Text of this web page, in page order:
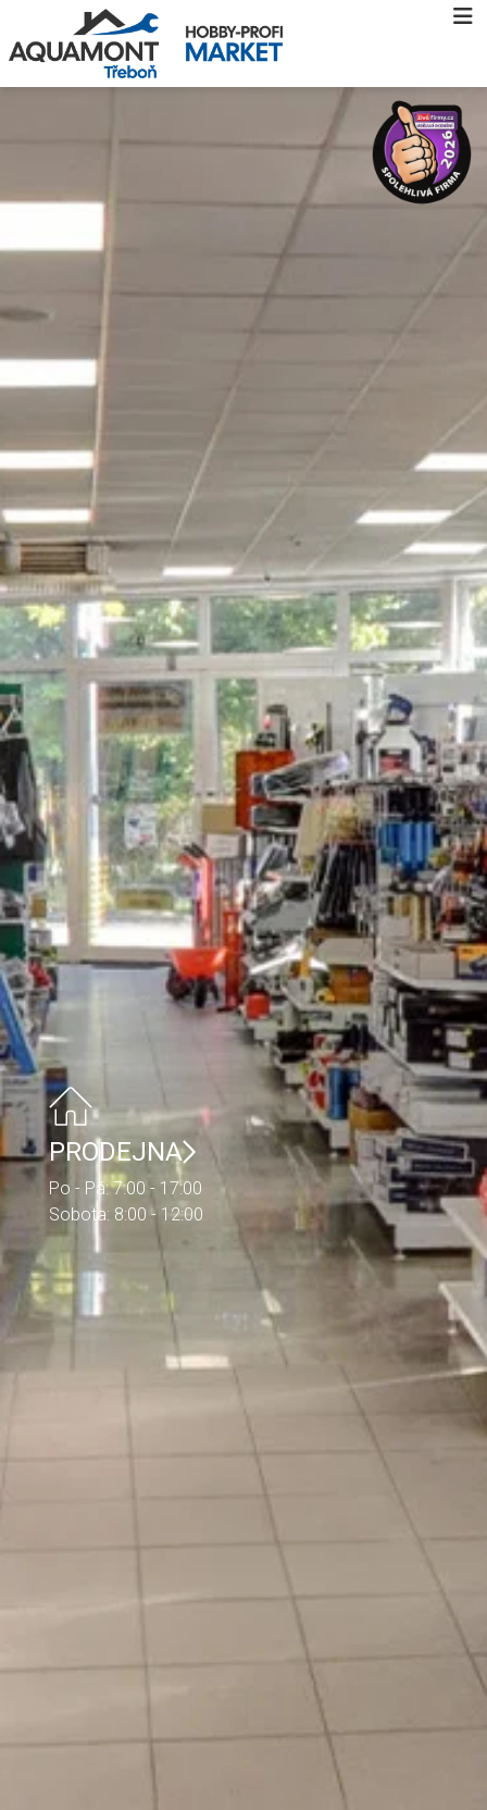
PRODEJNA
Po - Pá: 7:00 - 17:00
Sobota: 8:00 - 12:00